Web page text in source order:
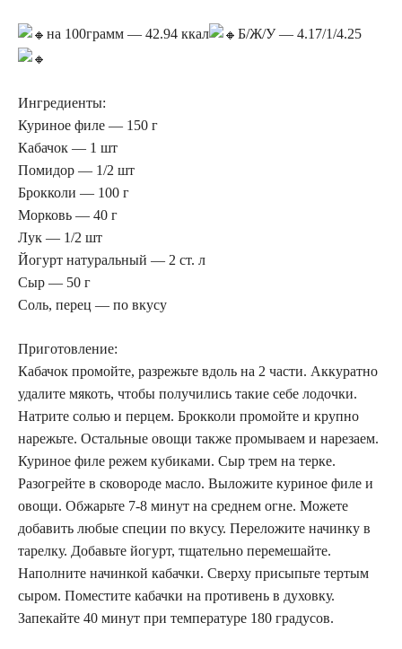
на 100грамм — 42.94 ккал Б/Ж/У — 4.17/1/4.25
Ингредиенты:
Куриное филе — 150 г
Кабачок — 1 шт
Помидор — 1/2 шт
Брокколи — 100 г
Морковь — 40 г
Лук — 1/2 шт
Йогурт натуральный — 2 ст. л
Сыр — 50 г
Соль, перец — по вкусу
Приготовление:
Кабачок промойте, разрежьте вдоль на 2 части. Аккуратно
удалите мякоть, чтобы получились такие себе лодочки.
Натрите солью и перцем. Брокколи промойте и крупно
нарежьте. Остальные овощи также промываем и нарезаем.
Куриное филе режем кубиками. Сыр трем на терке.
Разогрейте в сковороде масло. Выложите куриное филе и
овощи. Обжарьте 7-8 минут на среднем огне. Можете
добавить любые специи по вкусу. Переложите начинку в
тарелку. Добавьте йогурт, тщательно перемешайте.
Наполните начинкой кабачки. Сверху присыпьте тертым
сыром. Поместите кабачки на противень в духовку.
Запекайте 40 минут при температуре 180 градусов.